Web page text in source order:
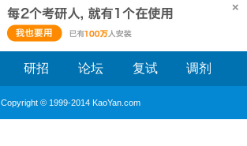
研招 论坛 复试 调剂
Copyright © 1999-2014 KaoYan.com